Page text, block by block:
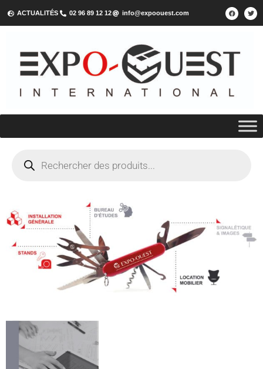
ACTUALITÉS 02 96 89 12 12 info@expoouest.com